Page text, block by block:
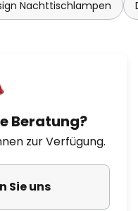
Nachttischlampen
Beratung?
zur Verfügung.
Sie uns